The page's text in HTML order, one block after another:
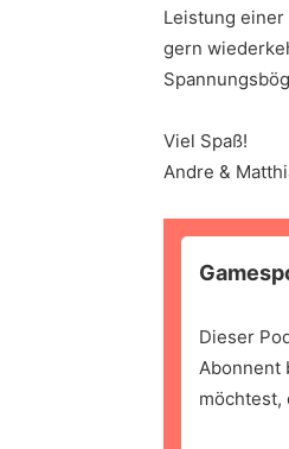
Leistung
gern
Viel Spaß!
Andre &
Dieser
Abonnent
möchtest,